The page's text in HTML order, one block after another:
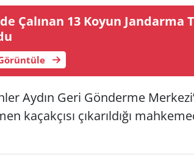
Ça­lı­nan 13 Koyun Jan­dar­ma
Aydın Geri Gön­der­me
ka­çak­çı­sı çı­ka­rıl­dı­ğı